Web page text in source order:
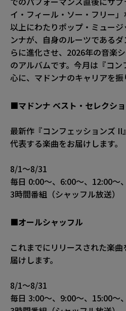
イ・フィール・ソー・フリー
以上にわたりポップ・ミュー
ンナが、自身のルーツである
らに進化させ、2026年の音楽
のアルバムです。今月は『コ
心に、マドンナのキャリアを振
■マドンナ ベスト・セレクシ
最新作『コンフェッションズ
代表する楽曲をお届けします。
8/1～8/31
毎日 0:00～、6:00～、12:00～
3時間番組（シャッフル放送）
■オールシャッフル
これまでにリリースされた楽
届けします。
8/1～8/31
毎日 3:00～、9:00～、15:00～